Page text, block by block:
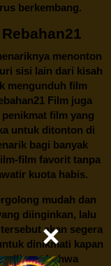
berkembang.
menonton
sisi lain dari kisah
mengunduh film
Film juga
film yang
untuk ditonton di
bagi banyak
film favorit tanpa
kuota habis.
mudah dan
diinginkan, lalu
akan segera
dinikmati kapan
diingat bahwa